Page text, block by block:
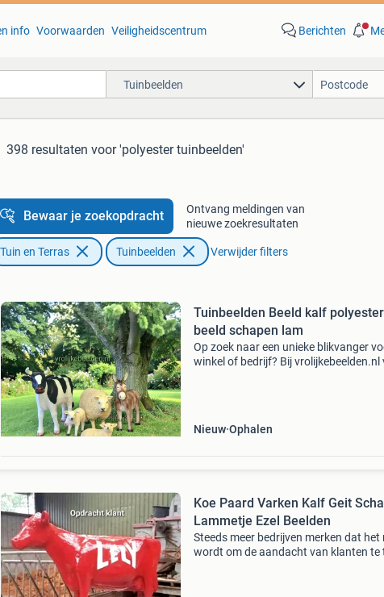
info Voorwaarden Veiligheidscentrum Berichten
Tuinbeelden
398 resultaten voor 'polyester tuinbeelden'
Bewaar je zoekopdracht
Ontvang meldingen van
nieuwe zoekresultaten
Tuin en Terras Tuinbeelden Verwijder filters
Tuinbeelden Beeld kalf
beeld schapen lam
Op zoek naar een unieke blikvanger
winkel of bedrijf? Bij vrolijkebeelden.nl
Nieuw Ophalen
Koe Paard Varken Kalf Geit
Lammetje Ezel Beelden
Steeds meer bedrijven merken dat het
wordt om de aandacht van klanten te